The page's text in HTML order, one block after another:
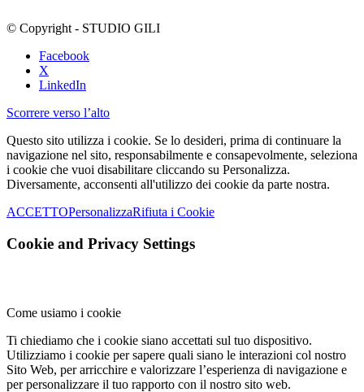
© Copyright - STUDIO GILI
Facebook
X
LinkedIn
Scorrere verso l’alto
Questo sito utilizza i cookie. Se lo desideri, prima di continuare la
navigazione nel sito, responsabilmente e consapevolmente, seleziona
i cookie che vuoi disabilitare cliccando su Personalizza.
Diversamente, acconsenti all'utilizzo dei cookie da parte nostra.
ACCETTOPersonalizzaRifiuta i Cookie
Cookie and Privacy Settings
Come usiamo i cookie
Ti chiediamo che i cookie siano accettati sul tuo dispositivo.
Utilizziamo i cookie per sapere quali siano le interazioni col nostro
Sito Web, per arricchire e valorizzare l’esperienza di navigazione e
per personalizzare il tuo rapporto con il nostro sito web.